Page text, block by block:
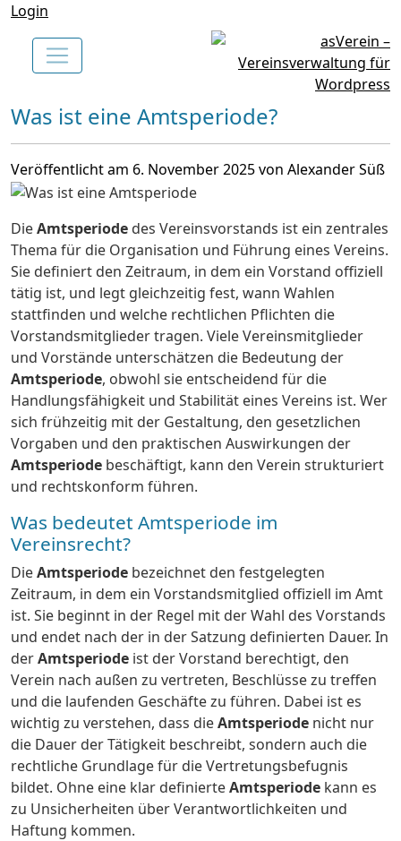
Login
Was ist eine Amtsperiode?
Veröffentlicht am 6. November 2025 von Alexander Süß
DieAmtsperiode des Vereinsvorstands ist ein zentrales
Thema für die Organisation und Führung eines Vereins.
Sie definiert den Zeitraum, in dem ein Vorstand offiziell
tätig ist, und legt gleichzeitig fest, wann Wahlen
stattfinden und welche rechtlichen Pflichten die
Vorstandsmitglieder tragen. Viele Vereinsmitglieder
und Vorstände unterschätzen die Bedeutung der
Amtsperiode, obwohl sie entscheidend für die
Handlungsfähigkeit und Stabilität eines Vereins ist. Wer
sich frühzeitig mit der Gestaltung, den gesetzlichen
Vorgaben und den praktischen Auswirkungen der
Amtsperiode beschäftigt, kann den Verein strukturiert
und rechtskonform führen.
Was bedeutet Amtsperiode im
Vereinsrecht?
DieAmtsperiode bezeichnet den festgelegten
Zeitraum, in dem ein Vorstandsmitglied offiziell im Amt
ist. Sie beginnt in der Regel mit der Wahl des Vorstands
und endet nach der in der Satzung definierten Dauer. In
derAmtsperiode ist der Vorstand berechtigt, den
Verein nach außen zu vertreten, Beschlüsse zu treffen
und die laufenden Geschäfte zu führen. Dabei ist es
wichtig zu verstehen, dass dieAmtsperiode nicht nur
die Dauer der Tätigkeit beschreibt, sondern auch die
rechtliche Grundlage für die Vertretungsbefugnis
bildet. Ohne eine klar definierteAmtsperiode kann es
zu Unsicherheiten über Verantwortlichkeiten und
Haftung kommen.